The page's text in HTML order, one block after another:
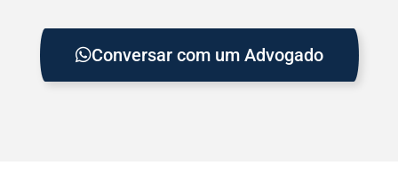
Conversar com um Advogado